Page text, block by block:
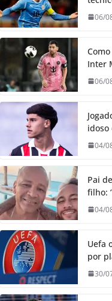
06/
Inter
06/
idoso
04/
Pai
filho:
04/
Uefa
por
30/